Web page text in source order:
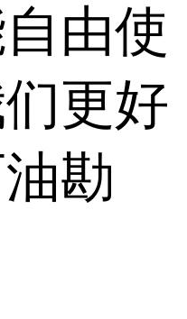
由使
更好
勘